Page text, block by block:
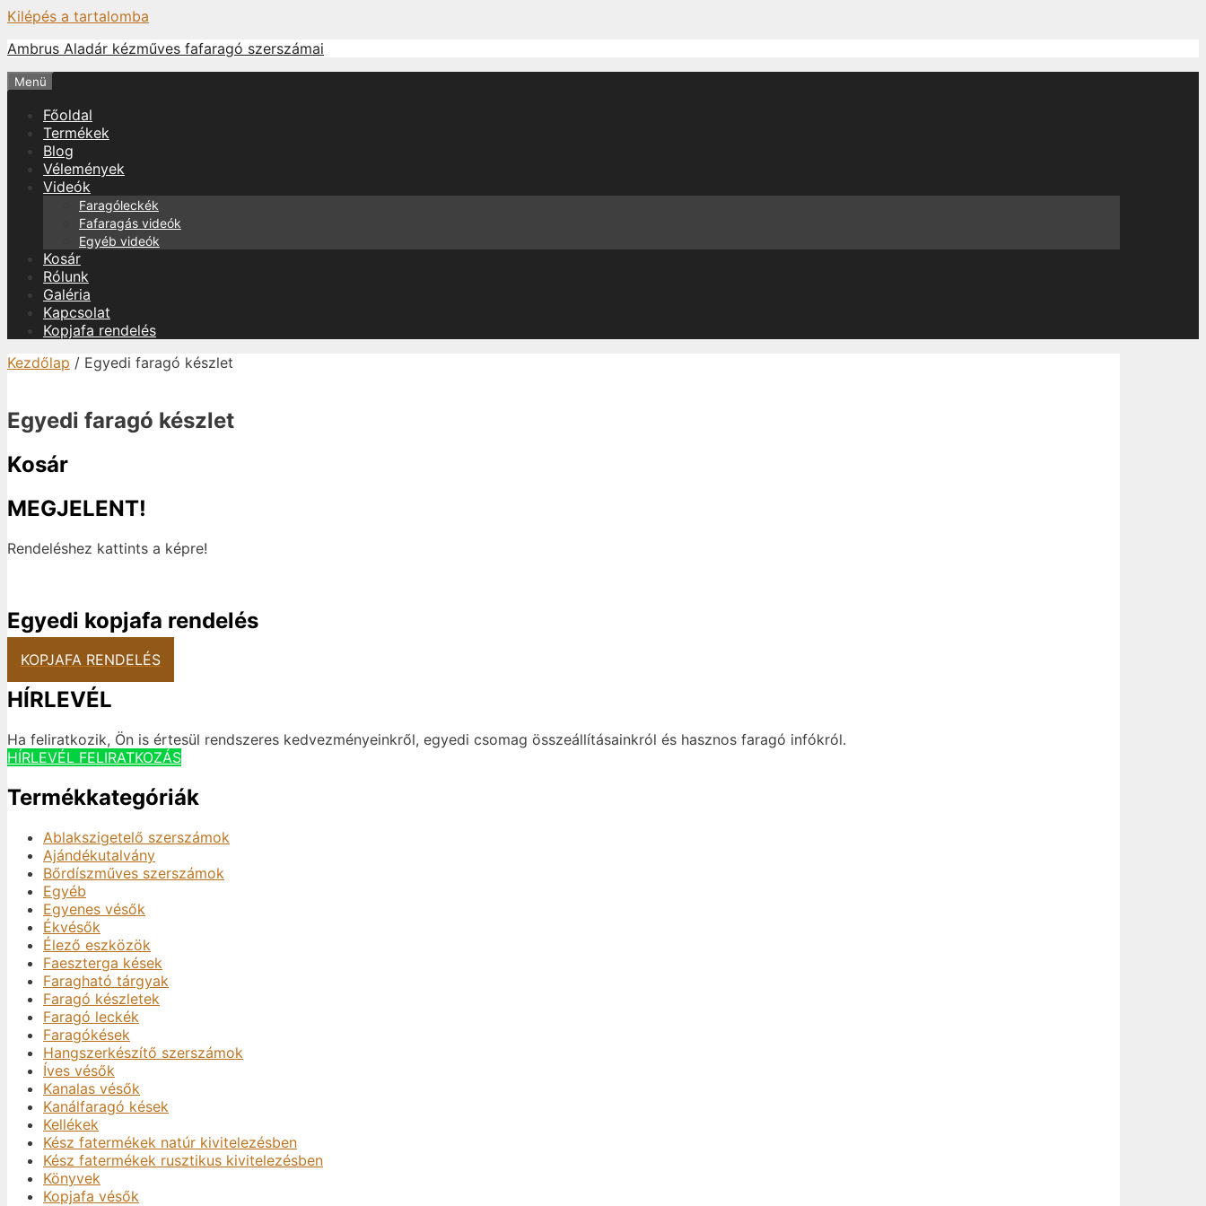
Kilépés a tartalomba
Ambrus Aladár kézműves fafaragó szerszámai
Menü
Főoldal
Termékek
Blog
Vélemények
Videók
Faragóleckék
Fafaragás videók
Egyéb videók
Kosár
Rólunk
Galéria
Kapcsolat
Kopjafa rendelés
Kezdőlap / Egyedi faragó készlet
Egyedi faragó készlet
Kosár
MEGJELENT!
Rendeléshez kattints a képre!
Egyedi kopjafa rendelés
KOPJAFA RENDELÉS
HÍRLEVÉL
Ha feliratkozik, Ön is értesül rendszeres kedvezményeinkről, egyedi csomag összeállításainkról és hasznos faragó infókról.
HÍRLEVÉL FELIRATKOZÁS
Termékkategóriák
Ablakszigetelő szerszámok
Ajándékutalvány
Bőrdíszműves szerszámok
Egyéb
Egyenes vésők
Ékvésők
Élező eszközök
Faeszterga kések
Faragható tárgyak
Faragó készletek
Faragó leckék
Faragókések
Hangszerkészítő szerszámok
Íves vésők
Kanalas vésők
Kanálfaragó kések
Kellékek
Kész fatermékek natúr kivitelezésben
Kész fatermékek rusztikus kivitelezésben
Könyvek
Kopjafa vésők